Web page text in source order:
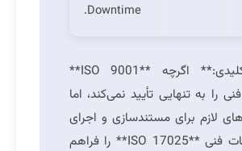
Downtime.
**نکته کلیدی:** اگرچه **ISO 9001**
را به تنهایی تأیید نمی‌کند، اما
لازم برای مستندسازی و اجرای
مؤثر الزامات فنی **ISO 17025** را فراهم